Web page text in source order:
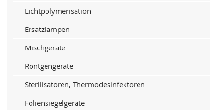
Lichtpolymerisation
Ersatzlampen
Mischgeräte
Röntgengeräte
Sterilisatoren, Thermodesinfektoren
Foliensiegelgeräte